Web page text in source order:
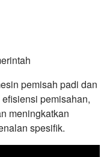
pemisah padi dan
pemisahan,
meningkatkan
spesifik.